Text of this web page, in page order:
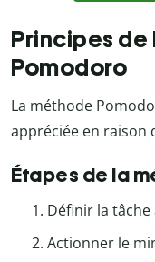
Principes
Pomodoro
La méthode
appréciée en raison
Étapes de la
Définir la
Actionner le